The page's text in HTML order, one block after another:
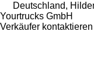
Deutschland,
Yourtrucks GmbH
Verkäufer kontaktieren